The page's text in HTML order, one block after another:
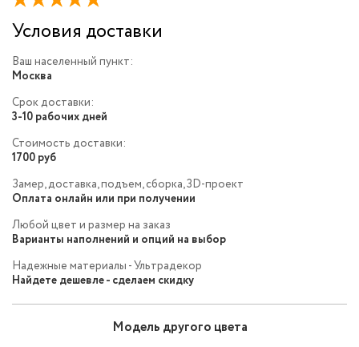
Условия доставки
Ваш населенный пункт:
Москва
Срок доставки:
3-10 рабочих дней
Стоимость доставки:
1700 руб
Замер, доставка, подъем, сборка, 3D-проект
Оплата онлайн или при получении
Любой цвет и размер на заказ
Варианты наполнений и опций на выбор
Надежные материалы - Ультрадекор
Найдете дешевле - сделаем скидку
Модель другого цвета